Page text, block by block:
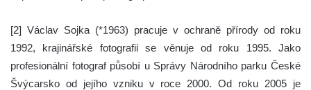
[2] Václav Sojka (*1963) pracuje v ochraně přírody od roku
1992, krajinářské fotografii se věnuje od roku 1995. Jako
profesionální fotograf působí u Správy Národního parku České
Švýcarsko od jejího vzniku v roce 2000. Od roku 2005 je